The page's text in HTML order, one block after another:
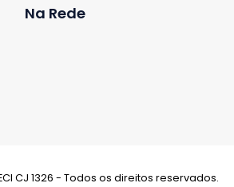
Na Rede
CJ 1326 - Todos os direitos reservados.